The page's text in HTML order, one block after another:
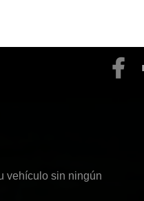
vehículo sin ningún